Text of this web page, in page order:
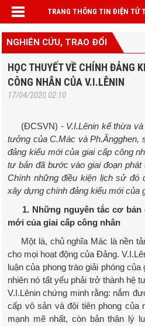
TRANG THÔNG TIN ĐIỆN TỬ
NGHIÊN CỨU, TRAO ĐỔI
HỌC THUYẾT VỀ CHÍNH ĐẢNG
CÔNG NHÂN CỦA V.I.LÊNIN
17/04/2020 02:10
(ĐCSVN) - V.I.Lênin kế thừa
tưởng của C.Mác và Ph.Ăngghen,
đảng kiểu mới của giai cấp công
tư bản đã bước vào giai đoạn phát
Chính những điều kiện lịch sử đó
xây dựng chính đảng kiểu mới của
1. Những nguyên tắc cơ bản
mới của giai cấp công nhân
Một là, chủ nghĩa Mác là nền
cho mọi hoạt động của Đảng.
luận của phong trào giải phóng
nhiên nó tất yếu phải trở thành hệ
V.I.Lênin chứng minh rằng: nắm
cấp vô sản và đội tiên phong
mạnh mẽ nhất, còn bản thân lý